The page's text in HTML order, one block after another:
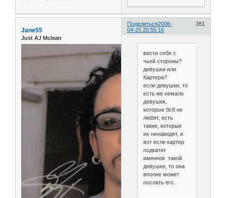
Поделиться 281
2006-
04-25 20:55:16
Jane55
Just AJ Mclean
вести себя с
чьей стороны?
девушки или
Картера?
если девушки, то
есть же немало
девушек,
которые бсб не
любят, есть
такие, которые
их ненавидят, и
вот если картер
подкатит
именнок такой
девушке, то она
вполне может
послать его.